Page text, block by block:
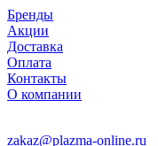
Бренды
Акции
Доставка
Оплата
Контакты
О компании
zakaz@plazma-online.ru